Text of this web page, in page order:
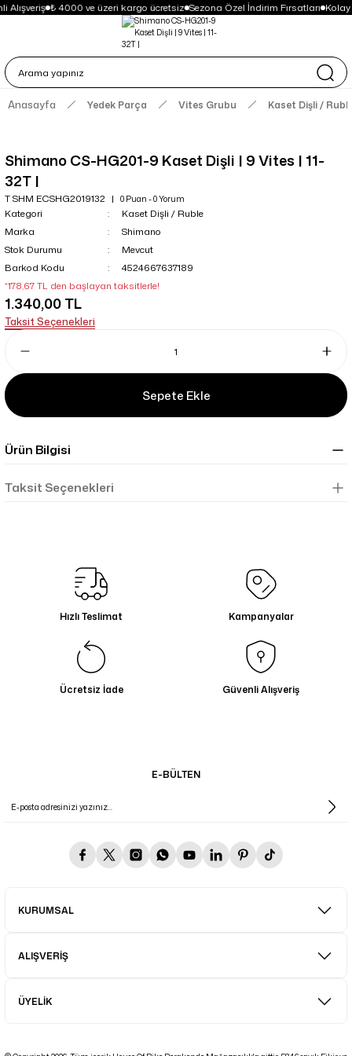
Alışveriş ₺ 4000 ve üzeri kargo ücretsiz Sezona Özel İndirim Fırsatları Kolay
Anasayfa Yedek Parça Vites Grubu Kaset Dişli /
Shimano CS-HG201-9 Kaset Dişli | 9 Vites | 11-
32T |
T SHM ECSHG2019132 0 Puan - 0 Yorum
Kategori
Kaset Dişli / Ruble
Marka
Shimano
Stok Durumu
Mevcut
Barkod Kodu
4524667637189
*178,67 TL den başlayan taksitlerle!
1.340,00 TL
Taksit Seçenekleri
Sepete Ekle
Ürün Bilgisi
Taksit Seçenekleri
Hızlı Teslimat Kampanyalar
Ücretsiz İade Güvenli Alışveriş
E-BÜLTEN
KURUMSAL
ALIŞVERİŞ
ÜYELİK